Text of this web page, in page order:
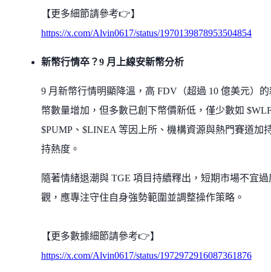
【更多細節請參考👉】
https://x.com/Alvin0617/status/1970139878953504854
新幣行情卒？9 月上線安新幣分析
9 月新幣行情明顯降溫，高 FDV（超過 10 億美元）的
幣數量增加，但多數已創下幣價新低，僅少數如
$PUMP、$LINEA 等因上所、機構資源與熱門賽道加
持熱度。
隨著情緒退潮與 TGE 項目持續釋出，短期市場不宜過
觀，應專注守住自身強勢範圍並調整操作策略。
【更多數據細節請參考👉】
https://x.com/Alvin0617/status/1972972916087361876